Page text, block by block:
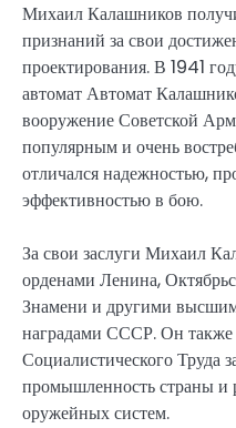
Михаил Калашников
признаний за свои
проектирования. В 1941
автомат Автомат
вооружение Советской
популярным и очень
отличался надежностью,
эффективностью в бою.
За свои заслуги Михаил
орденами Ленина,
Знамени и другими
наградами СССР. Он также
Социалистического Труда
промышленность страны и
оружейных систем.